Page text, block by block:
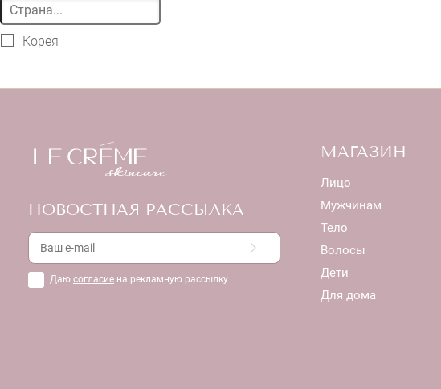
Корея
НОВОСТНАЯ РАССЫЛКА
Даю согласие на рекламную рассылку
МАГАЗИН
Лицо
Мужчинам
Тело
Волосы
Дети
Для дома